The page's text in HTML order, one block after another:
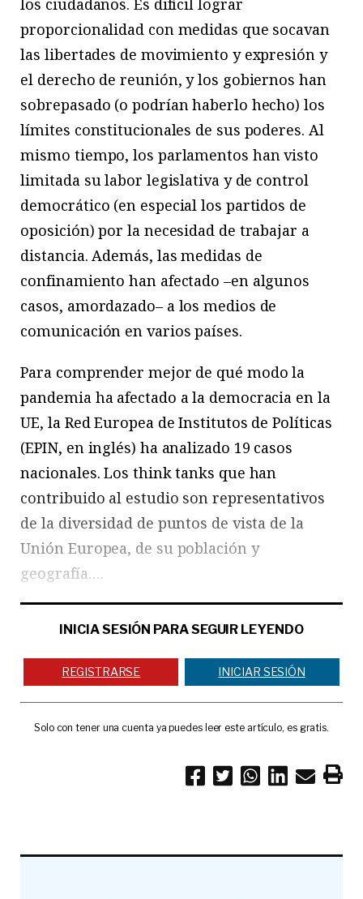
proporcionalidad con medidas que socavan
las libertades de movimiento y expresión y
el derecho de reunión, y los gobiernos han
sobrepasado (o podrían haberlo hecho) los
límites constitucionales de sus poderes. Al
mismo tiempo, los parlamentos han visto
limitada su labor legislativa y de control
democrático (en especial los partidos de
oposición) por la necesidad de trabajar a
distancia. Además, las medidas de
confinamiento han afectado –en algunos
casos, amordazado– a los medios de
comunicación en varios países.
Para comprender mejor de qué modo la
pandemia ha afectado a la democracia en la
UE, la Red Europea de Institutos de Políticas
(EPIN, en inglés) ha analizado 19 casos
nacionales. Los think tanks que han
contribuido al estudio son representativos
de la diversidad de puntos de vista de la
Unión Europea, de su población y
geografía….
INICIA SESIÓN PARA SEGUIR LEYENDO
REGISTRARSE INICIAR SESIÓN
Solo con tener una cuenta ya puedes leer este artículo, es gratis.